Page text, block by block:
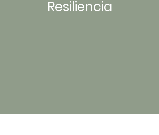
Resiliencia